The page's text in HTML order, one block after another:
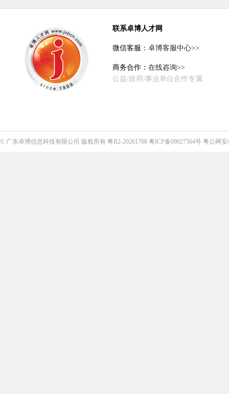
联系卓博人才网
微信客服： 卓博客服中心>>
商务合作： 在线咨询>>
公益/政府/事业单位合作专属
© 广东卓博信息科技有限公司 版权所有 粤B2-20261708 粤ICP备09027564号 粤公网安